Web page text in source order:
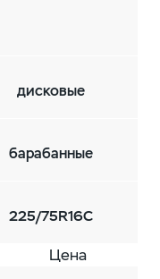
дисковые
барабанные
225/75R16C